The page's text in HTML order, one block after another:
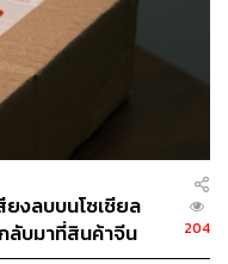
งลบบนโซเชียล
ลับมาที่สินค้าจีน
204